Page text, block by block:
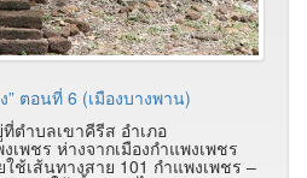
” ตอนที่ 6 (เมืองบางพาน)
ตำบลเขาคีรีส อำเภอ
พชร ห่างจากเมืองกำแพงเพชร
ช้เส้นทางสาย 101 กำแพงเพชร –